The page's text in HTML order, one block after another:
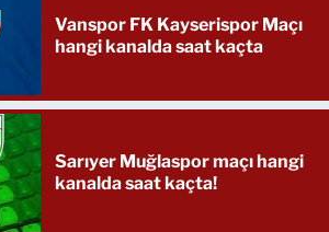
Vanspor FK Kayserispor Maçı
hangi kanalda saat kaçta
Sarıyer Muğlaspor maçı hangi
kanalda saat kaçta!